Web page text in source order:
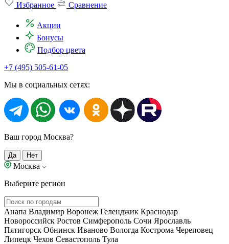
Избранное
Сравнение
Акции
Бонусы
Подбор цвета
+7 (495) 505-61-05
Мы в социальных сетях:
Ваш город Москва?
Да Нет
Москва
Выберите регион
Анапа Владимир Воронеж Геленджик Краснодар
Новороссийск Ростов Симферополь Сочи Ярославль
Пятигорск Обнинск Иваново Вологда Кострома Череповец
Липецк Чехов Севастополь Тула